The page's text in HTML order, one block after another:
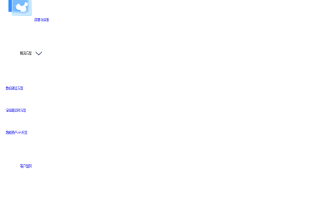
部署与运维
解决方案
数仓建设方案
全链路实时方案
数据资产API方案
客户案例